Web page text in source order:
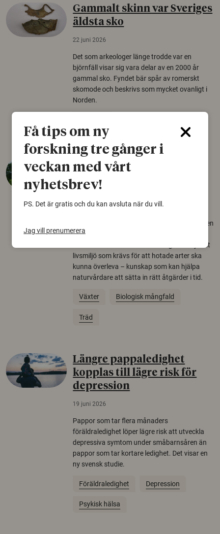
Gammalt skinn var Sveriges
äldsta sko
22 juni 2026
Det som arkeologer länge trodde var en
björnfäll visar sig vara delar av en 2000 år
gammal sko. Fyndet bär spår av romerskt
skomode och beskrivs som mycket ovanligt i
Norden.
Så mycket eklandskap
arter
22 juni 2026
Över tusen arter behöver ekar i sin närhet, men
gamla eklandskap och naturbetesmarker blir
allt färre. Nu har forskare kartlagt hur mycket
livsmiljö som krävs för att hotade arter ska
kunna överleva – kunskap som kan hjälpa
naturvårdare att sätta in rätt åtgärder i tid.
Växter Biologisk mångfald
Träd
Längre pappaledighet
kopplas till lägre risk för
depression
19 juni 2026
Pappor som tar flera månaders
föräldraledighet löper lägre risk att utveckla
depressiva symtom under småbarnsåren än
pappor som tar kortare ledighet. Det visar en
ny svensk studie.
Föräldraledighet Depression
Psykisk hälsa
Få tips om ny
forskning tre gånger i
veckan med vårt
nyhetsbrev!
PS. Det är gratis och du kan avsluta när du vill.
Jag vill prenumerera